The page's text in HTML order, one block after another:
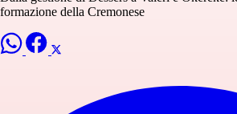
formazione della Cremonese